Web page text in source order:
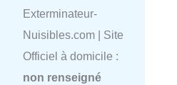
Exterminateur-
Nuisibles.com | Site
Officiel à domicile :
non renseigné